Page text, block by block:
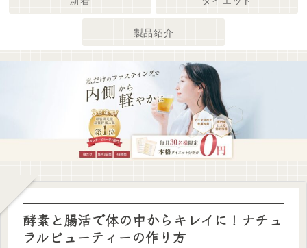
製品紹介
酵素と腸活で体の中からキレイに！ナチュ
ラルビューティーの作り方